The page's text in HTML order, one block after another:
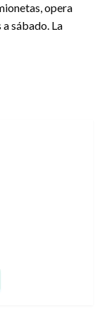
opera
a sábado. La